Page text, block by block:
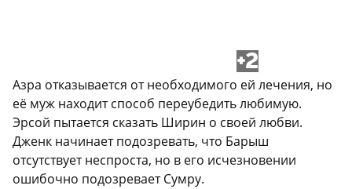
+2
Азра отказывается от необходимого ей лечения, но
её муж находит способ переубедить любимую.
Эрсой пытается сказать Ширин о своей любви.
Дженк начинает подозревать, что Барыш
отсутствует неспроста, но в его исчезновении
ошибочно подозревает Сумру.